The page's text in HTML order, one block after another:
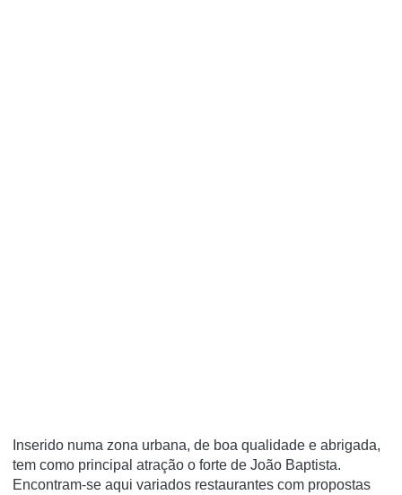
Inserido numa zona urbana, de boa qualidade e abrigada,
tem como principal atração o forte de João Baptista.
Encontram-se aqui variados restaurantes com propostas